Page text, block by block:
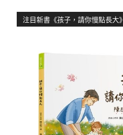
注目新書《孩子，請你慢點長大》